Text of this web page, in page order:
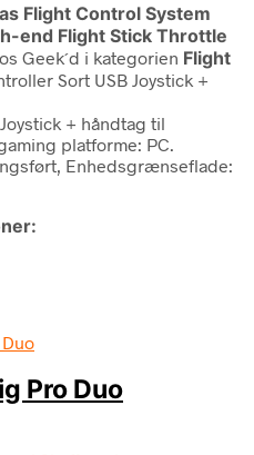
Flight Control System
end Flight Stick Throttle
Geek´d i kategorien Flight
Sort USB Joystick +
+ håndtag til
platforme: PC.
Enhedsgrænseflade:
Pro Duo